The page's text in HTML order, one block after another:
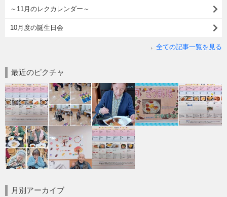
～11月のレクカレンダー～
10月度の誕生日会
全ての記事一覧を見る
最近のピクチャ
月別アーカイブ